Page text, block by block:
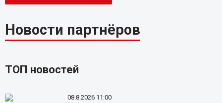
Новости партнёров
ТОП новостей
08.8.2026 11:00